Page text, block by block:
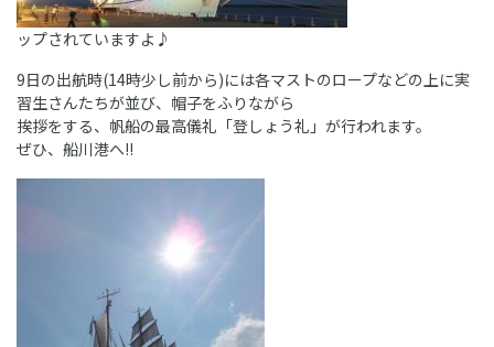
ップされていますよ♪
9日の出航時(14時少し前から)には各マストのロープなどの上に実
習生さんたちが並び、帽子をふりながら
挨拶をする、帆船の最高儀礼「登しょう礼」が行われます。
ぜひ、船川港へ!!